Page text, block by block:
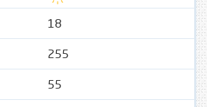
18
255
55